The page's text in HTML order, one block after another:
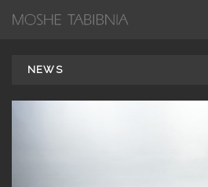
NEWS